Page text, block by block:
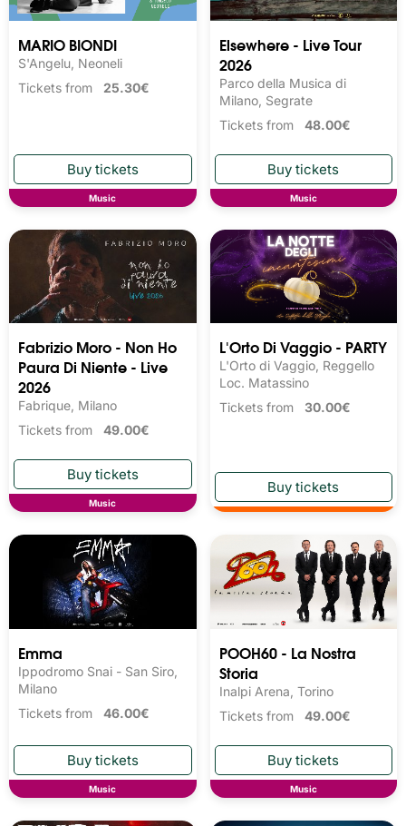
MARIO BIONDI
S'Angelu, Neoneli
Tickets from 25.30€
Music
Elsewhere - Live Tour
2026
Parco della Musica di
Milano, Segrate
Tickets from 48.00€
Music
Fabrizio Moro - Non Ho
Paura Di Niente - Live
2026
Fabrique, Milano
Tickets from 49.00€
Music
L'Orto Di Vaggio - PARTY
L'Orto di Vaggio, Reggello
Loc. Matassino
Tickets from 30.00€
Emma
Ippodromo Snai - San Siro,
Milano
Tickets from 46.00€
Music
POOH60 - La Nostra
Storia
Inalpi Arena, Torino
Tickets from 49.00€
Music